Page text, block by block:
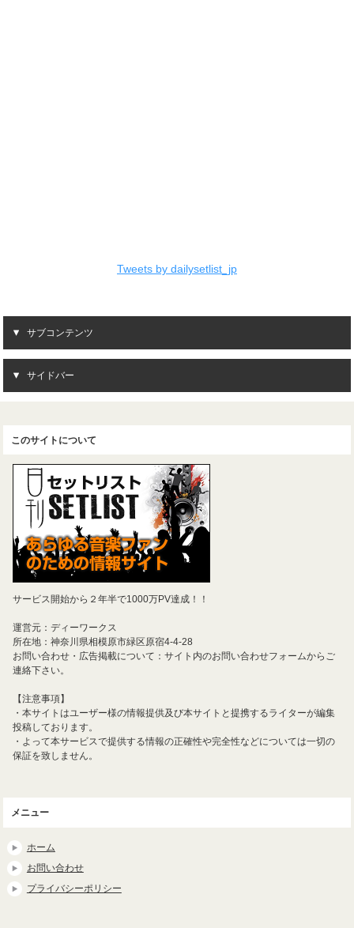
Tweets by dailysetlist_jp
サブコンテンツ
サイドバー
このサイトについて
サービス開始から２年半で1000万PV達成！！
運営元：ディーワークス
所在地：神奈川県相模原市緑区原宿4-4-28
お問い合わせ・広告掲載について：サイト内のお問い合わせフォームからご
連絡下さい。
【注意事項】
・本サイトはユーザー様の情報提供及び本サイトと提携するライターが編集
投稿しております。
・よって本サービスで提供する情報の正確性や完全性などについては一切の
保証を致しません。
メニュー
ホーム
お問い合わせ
プライバシーポリシー